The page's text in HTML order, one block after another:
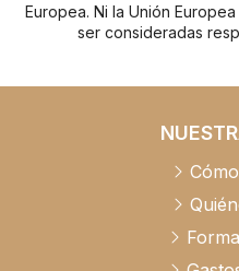
Europea. Ni la Unión
ser consideradas